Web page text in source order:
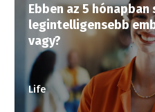
Ebben az 5
legintelligensebb
vagy?
Life